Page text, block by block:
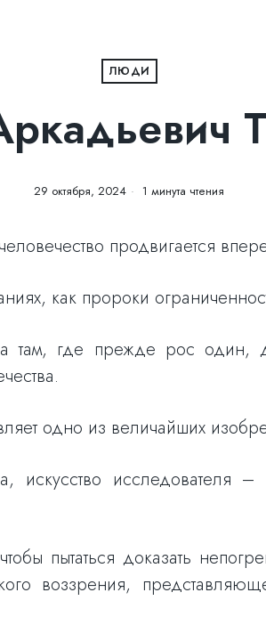
ЛЮДИ
29 октября, 2024 1 минута чтения
продвигается
как пророки
там, где прежде рос
одно из величайших
искусство исследователя
пытаться доказать
воззрения,